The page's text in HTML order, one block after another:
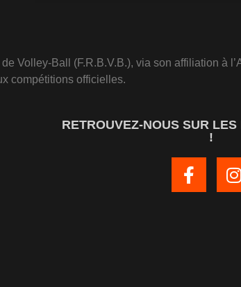
Volley-Ball (F.R.B.V.B.), via son affiliation à
compétitions officielles.
RETROUVEZ-NOUS SUR
!